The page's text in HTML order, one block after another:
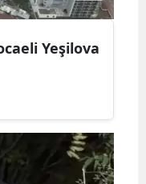
Yeşilova